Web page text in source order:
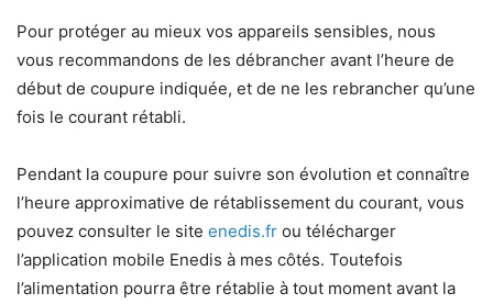
Pour protéger au mieux vos appareils sensibles, nous
vous recommandons de les débrancher avant l’heure de
début de coupure indiquée, et de ne les rebrancher qu’une
fois le courant rétabli.
Pendant la coupure pour suivre son évolution et connaître
l’heure approximative de rétablissement du courant, vous
pouvez consulter le site enedis.fr ou télécharger
l’application mobile Enedis à mes côtés. Toutefois
l’alimentation pourra être rétablie à tout moment avant la